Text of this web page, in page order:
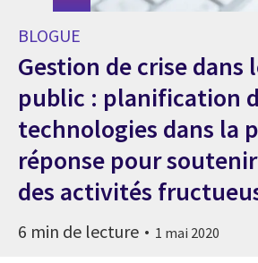
BLOGUE
Gestion de crise dans
public : planification
technologies dans la
réponse pour
des activités
6 min de lecture 1 mai 2020